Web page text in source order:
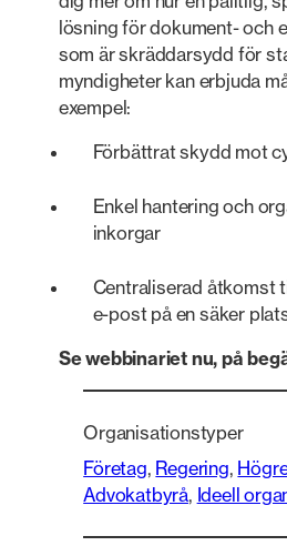
lösning för dokument- och
som är skräddarsydd för
myndigheter kan erbjuda
exempel:
Förbättrat skydd mot
Enkel hantering och
inkorgar
Centraliserad åtkomst
e-post på en säker
Se webbinariet nu, på
Organisationstyper
Företag, Regering,
Advokatbyrå, Ideell